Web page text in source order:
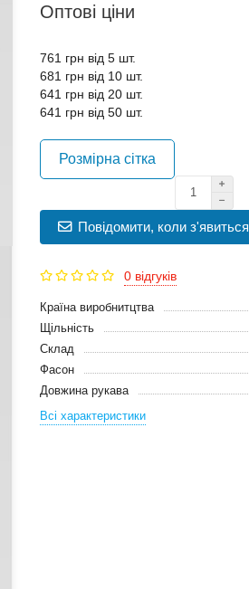
Оптові ціни
761 грн від 5 шт.
681 грн від 10 шт.
641 грн від 20 шт.
641 грн від 50 шт.
Розмірна сітка
Повідомити, коли з'явиться
0 відгуків
Країна виробнитцтва
Щільність
Склад
Фасон
Довжина рукава
Всі характеристики